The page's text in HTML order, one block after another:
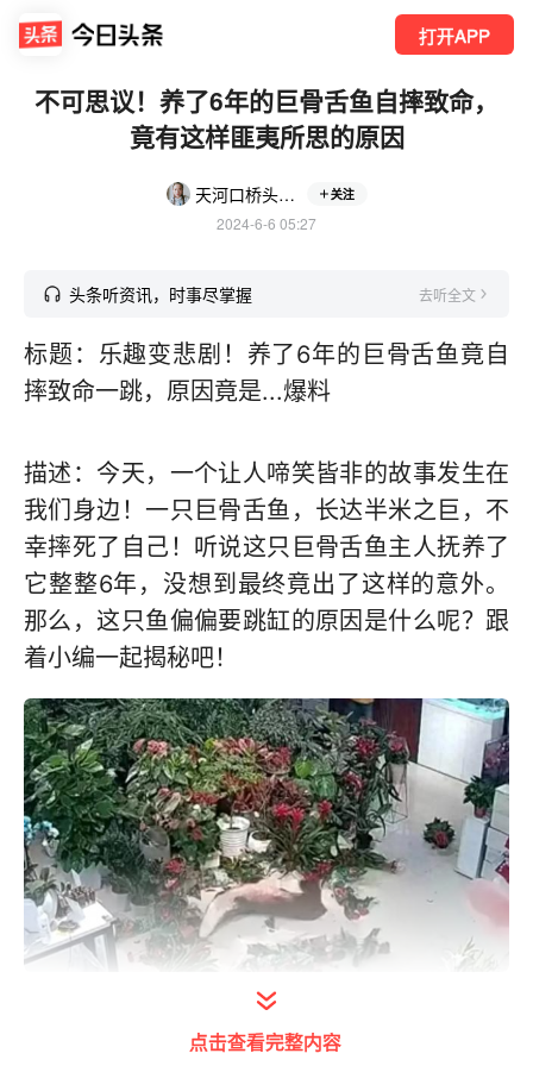
打开APP
不可思议！养了6年的巨骨舌鱼自摔致命，
竟有这样匪夷所思的原因
天河口桥头汽车美容装饰店 关注
2024-6-6 05:27
头条听资讯，时事尽掌握 去听全文
标题：乐趣变悲剧！养了6年的巨骨舌鱼竟自
摔致命一跳，原因竟是...爆料
描述：今天，一个让人啼笑皆非的故事发生在
我们身边！一只巨骨舌鱼，长达半米之巨，不
幸摔死了自己！听说这只巨骨舌鱼主人抚养了
它整整6年，没想到最终竟出了这样的意外。
那么，这只鱼偏偏要跳缸的原因是什么呢？跟
着小编一起揭秘吧！
打开今日头条查看图片详情
点击查看完整内容